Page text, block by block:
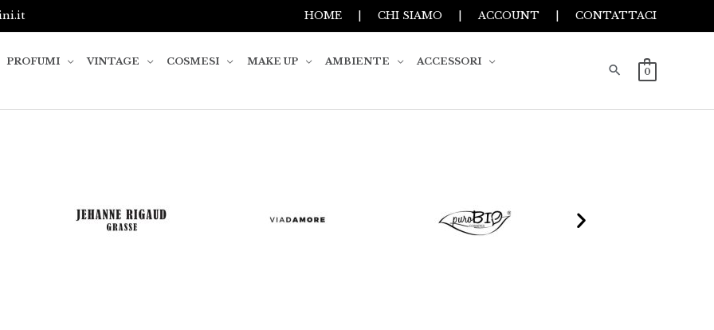
HOME CHI SIAMO |ACCOUNT CONTATTACI
PROFUMI VINTAGE COSMESI MAKE UP AMBIENTE
ACCESSORI
0